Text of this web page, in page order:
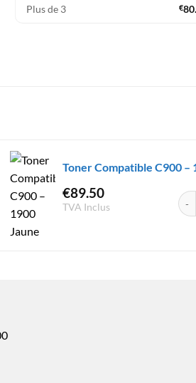
Plus de 3 €
C900 - 1900 Cyan
Toner Compatible C900 –
€89.50
TVA Inclus